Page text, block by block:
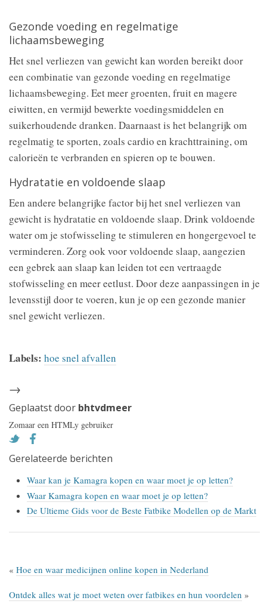
Gezonde voeding en regelmatige
lichaamsbeweging
Het snel verliezen van gewicht kan worden bereikt door
een combinatie van gezonde voeding en regelmatige
lichaamsbeweging. Eet meer groenten, fruit en magere
eiwitten, en vermijd bewerkte voedingsmiddelen en
suikerhoudende dranken. Daarnaast is het belangrijk om
regelmatig te sporten, zoals cardio en krachttraining, om
calorieën te verbranden en spieren op te bouwen.
Hydratatie en voldoende slaap
Een andere belangrijke factor bij het snel verliezen van
gewicht is hydratatie en voldoende slaap. Drink voldoende
water om je stofwisseling te stimuleren en hongergevoel te
verminderen. Zorg ook voor voldoende slaap, aangezien
een gebrek aan slaap kan leiden tot een vertraagde
stofwisseling en meer eetlust. Door deze aanpassingen in je
levensstijl door te voeren, kun je op een gezonde manier
snel gewicht verliezen.
Labels: hoe snel afvallen
→
Geplaatst door bhtvdmeer
Zomaar een HTMLy gebruiker
Gerelateerde berichten
Waar kan je Kamagra kopen en waar moet je op letten?
Waar Kamagra kopen en waar moet je op letten?
De Ultieme Gids voor de Beste Fatbike Modellen op de Markt
« Hoe en waar medicijnen online kopen in Nederland
Ontdek alles wat je moet weten over fatbikes en hun voordelen »